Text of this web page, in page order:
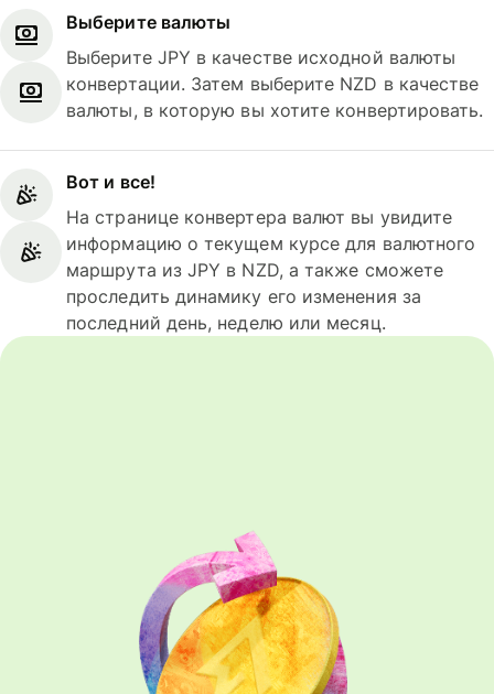
Выберите валюты
Выберите JPY в качестве исходной валюты
конвертации. Затем выберите NZD в качестве
валюты, в которую вы хотите конвертировать.
Вот и все!
На странице конвертера валют вы увидите
информацию о текущем курсе для валютного
маршрута из JPY в NZD, а также сможете
проследить динамику его изменения за
последний день, неделю или месяц.